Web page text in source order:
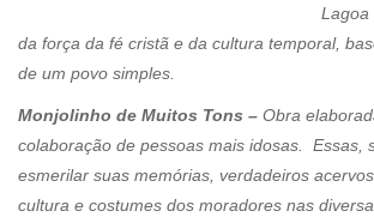
Lagoa
da força da fé cristã e da cultura temporal,
de um povo simples.
Monjolinho de Muitos Tons – Obra
colaboração de pessoas mais idosas. Essas,
esmerilar suas memórias, verdadeiros
cultura e costumes dos moradores nas